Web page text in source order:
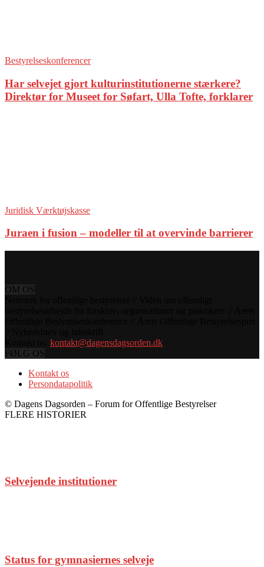
Bestyrelseskonferencer
Har selvejet gjort kulturinstitutionerne stærkere?
Direktør for Museet for Søfart, Ulla Tofte, forklarer
Juridisk Værktøjskasse
Juraen i fusion – modeller til at overvinde barrierer
OM OS
kontakt@dagensdagsorden.dk
FØLG OS
Kontakt os
Persondatapolitik
© Dagens Dagsorden – Forum for Offentlige Bestyrelser
FLERE HISTORIER
Selvejende institutioner
Status for gymnasiernes selveje